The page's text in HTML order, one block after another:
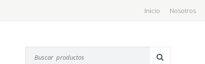
Inicio Nosotros